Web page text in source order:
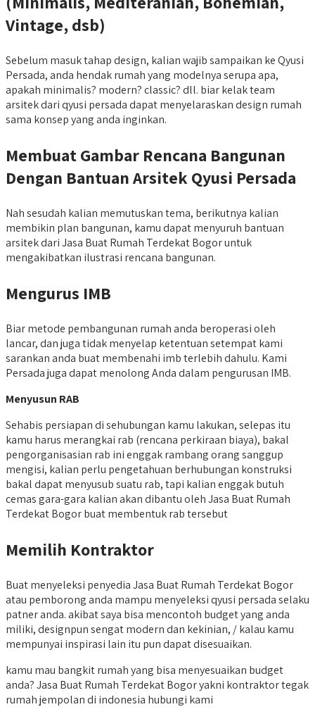
Vintage, dsb)
Sebelum masuk tahap design, kalian wajib sampaikan ke Qyusi
Persada, anda hendak rumah yang modelnya serupa apa,
apakah minimalis? modern? classic? dll. biar kelak team
arsitek dari qyusi persada dapat menyelaraskan design rumah
sama konsep yang anda inginkan.
Membuat Gambar Rencana Bangunan
Dengan Bantuan Arsitek Qyusi Persada
Nah sesudah kalian memutuskan tema, berikutnya kalian
membikin plan bangunan, kamu dapat menyuruh bantuan
arsitek dari Jasa Buat Rumah Terdekat Bogor untuk
mengakibatkan ilustrasi rencana bangunan.
Mengurus IMB
Biar metode pembangunan rumah anda beroperasi oleh
lancar, dan juga tidak menyelap ketentuan setempat kami
sarankan anda buat membenahi imb terlebih dahulu. Kami
Persada juga dapat menolong Anda dalam pengurusan IMB.
Menyusun RAB
Sehabis persiapan di sehubungan kamu lakukan, selepas itu
kamu harus merangkai rab (rencana perkiraan biaya), bakal
pengorganisasian rab ini enggak rambang orang sanggup
mengisi, kalian perlu pengetahuan berhubungan konstruksi
bakal dapat menyusub suatu rab, tapi kalian enggak butuh
cemas gara-gara kalian akan dibantu oleh Jasa Buat Rumah
Terdekat Bogor buat membentuk rab tersebut
Memilih Kontraktor
Buat menyeleksi penyedia Jasa Buat Rumah Terdekat Bogor
atau pemborong anda mampu menyeleksi qyusi persada selaku
patner anda. akibat saya bisa mencontoh budget yang anda
miliki, designpun sengat modern dan kekinian, / kalau kamu
mempunyai inspirasi lain itu pun dapat disesuaikan.
kamu mau bangkit rumah yang bisa menyesuaikan budget
anda? Jasa Buat Rumah Terdekat Bogor yakni kontraktor tegak
rumah jempolan di indonesia hubungi kami